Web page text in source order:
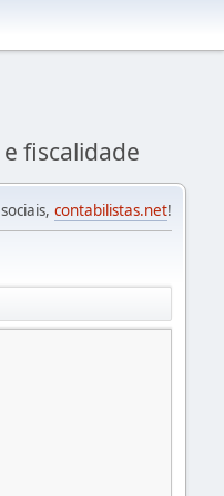
fiscalidade
contabilistas.net!